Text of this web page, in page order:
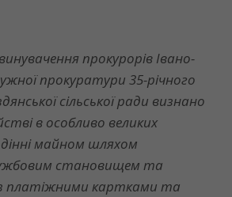
прокурорів Івано-
прокуратури 35-річного
сільської ради визнано
в особливо великих
майном шляхом
становищем та
з платіжними картками та